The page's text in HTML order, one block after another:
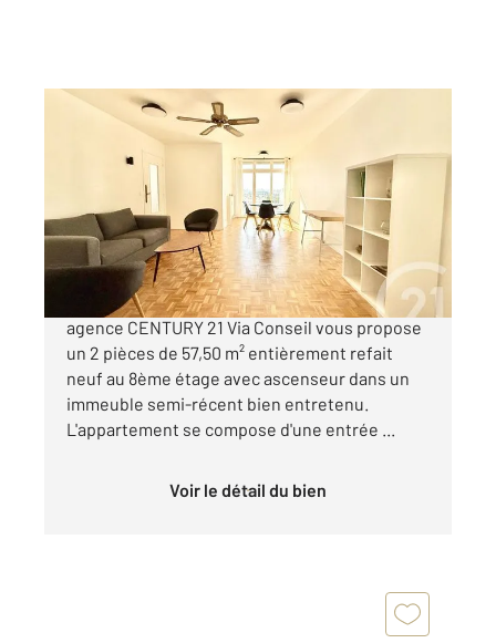
PARIS 75016
, 2 pièces
Ref : 11264
Appartement F2 à vendre
495 000 €
MARCHÉ AVENUE DE VERSAILLES - Votre
agence CENTURY 21 Via Conseil vous propose
un 2 pièces de 57,50 m² entièrement refait
neuf au 8ème étage avec ascenseur dans un
immeuble semi-récent bien entretenu.
L'appartement se compose d'une entrée ...
Voir le détail du bien